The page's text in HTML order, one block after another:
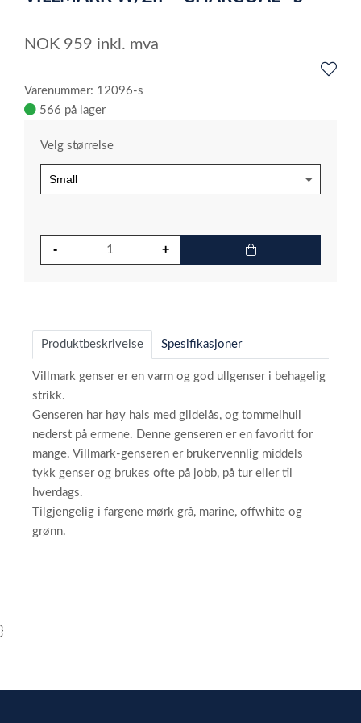
NOK 959 inkl. mva
Varenummer: 12096-s
566 på lager
Velg størrelse
Produktbeskrivelse Spesifikasjoner
Villmark genser er en varm og god ullgenser i behagelig
strikk.
Genseren har høy hals med glidelås, og tommelhull
nederst på ermene. Denne genseren er en favoritt for
mange. Villmark-genseren er brukervennlig middels
tykk genser og brukes ofte på jobb, på tur eller til
hverdags.
Tilgjengelig i fargene mørk grå, marine, offwhite og
grønn.
}